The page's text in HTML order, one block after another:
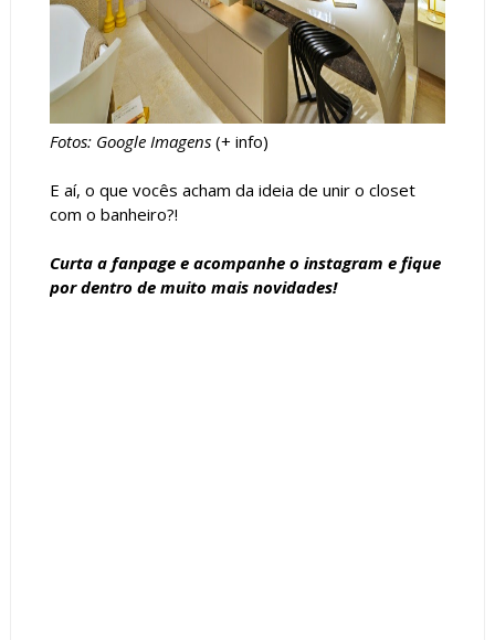
Fotos: Google Imagens(+ info)
E aí, o que vocês acham da ideia de unir o closet
com o banheiro?!
Curta a fanpagee acompanhe o instagram e fique
por dentro de muito mais novidades!